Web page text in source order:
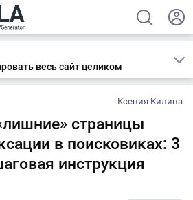
весь сайт целиком
Ксения Килина
страницы
в поисковиках: 3
инструкция